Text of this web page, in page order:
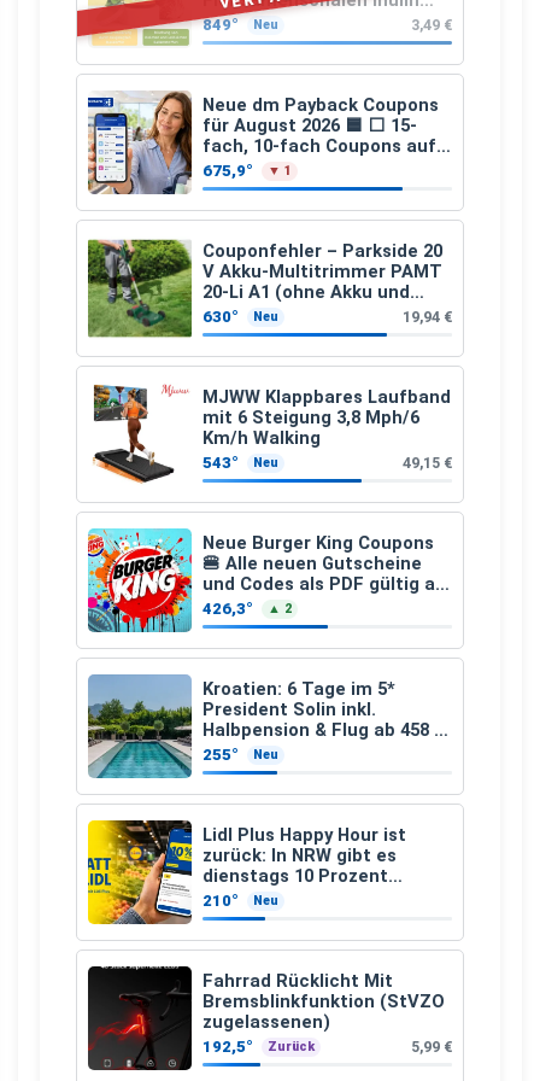
(Präbiotika) Leinsamen &
Apfelfaser)
849° Neu 3,49 €
Neue dm Payback Coupons
für August 2026 🟦 ⬜ 15-
fach, 10-fach Coupons auf
den gesamten Einkauf ab 2
€
675,9° ▼ 1
Couponfehler – Parkside 20
V Akku-Multitrimmer PAMT
20-Li A1 (ohne Akku und
Ladegerät)
630° Neu 19,94 €
MJWW Klappbares Laufband
mit 6 Steigung 3,8 Mph/6
Km/h Walking
543° Neu 49,15 €
Neue Burger King Coupons
🍔 Alle neuen Gutscheine
und Codes als PDF gültig ab
25.07.2026 bis 04.09.2026
426,3° ▲ 2
Kroatien: 6 Tage im 5*
President Solin inkl.
Halbpension & Flug ab 458 €
pro Person
255° Neu
Lidl Plus Happy Hour ist
zurück: In NRW gibt es
dienstags 10 Prozent
Rabatt
210° Neu
Fahrrad Rücklicht Mit
Bremsblinkfunktion (StVZO
zugelassenen)
192,5° Zurück 5,99 €